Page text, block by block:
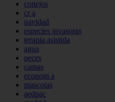
conejos
cr a
navidad
especies invasoras
terapia asistida
agua
peces
camas
econom a
mascotas
aedpac